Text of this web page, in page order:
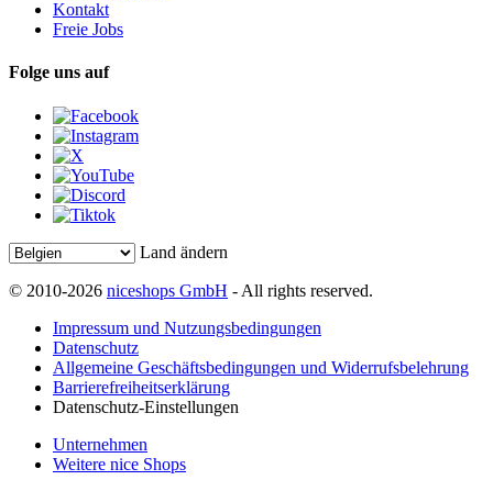
Kontakt
Freie Jobs
Folge uns auf
Land ändern
© 2010-2026 niceshops GmbH - All rights reserved.
Impressum und Nutzungsbedingungen
Datenschutz
Allgemeine Geschäftsbedingungen und Widerrufsbelehrung
Barrierefreiheitserklärung
Datenschutz-Einstellungen
Unternehmen
Weitere nice Shops